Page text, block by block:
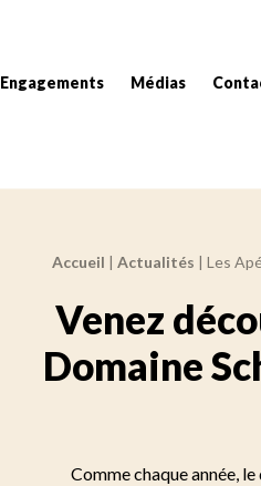
Engagements Médias
Fil d'Ariane :
Accueil | Actualités | Les
Venez
Domaine
Comme chaque année,